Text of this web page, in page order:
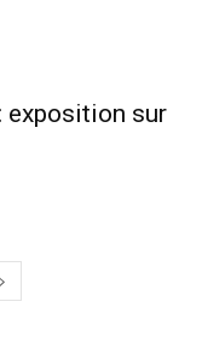
exposition sur